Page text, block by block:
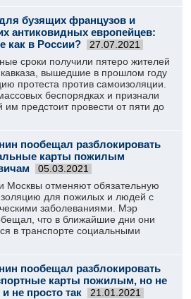
бузящих французов и
антиковидных европейцев:
как в России?
27.07.2021
сроки получили пятеро жителей
вышедшие в прошлом году
протеста против самоизоляции.
беспорядках и признали
предстоит провести от пяти до
пообещал разблокировать
карты пожилым
05.03.2021
Москвы отменяют обязательную
для пожилых и людей с
заболеваниями. Мэр
что в ближайшие дни они
в транспорте социальными
пообещал разблокировать
карты пожилым, но не
и не просто так
21.01.2021